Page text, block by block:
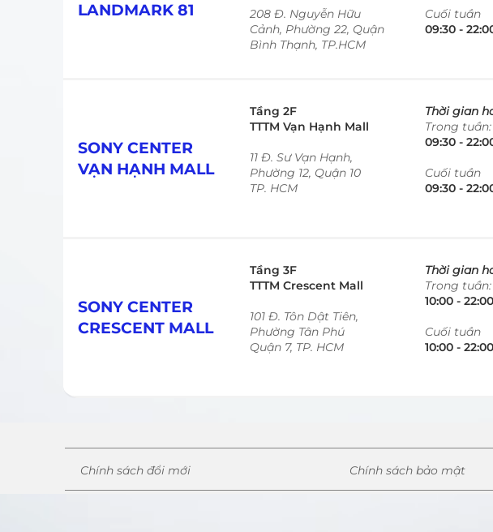
LANDMARK 81
208 Đ. Nguyễn Hữu
Cảnh, Phường 22, Quận
Bình Thạnh, TP.HCM
​Cuối tuần
09:30 -
SONY CENTER
VẠN HẠNH MALL
Tầng 2F
TTTM Vạn Hạnh Mall
11 Đ. Sư Vạn Hạnh,
Phường 12, Quận 10
TP. HCM
Thời gian
Trong tuần:
09:30 -
​Cuối tuần
09:30 -
SONY CENTER
CRESCENT MALL
Tầng 3F
TTTM Crescent Mall
101 Đ. Tôn Dật Tiên,
Phường Tân Phú
Quận 7, TP. HCM
Thời gian
Trong tuần:
10:00 - 22:00​​​
​Cuối tuần
10:00 - 22:00​​​
Chính sách đổi mới Chính sách bảo mật